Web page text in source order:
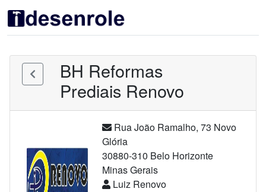
BH Reformas
Prediais Renovo
Rua João Ramalho,73 Novo
Glória
30880-310 Belo Horizonte
Minas Gerais
Luiz Renovo